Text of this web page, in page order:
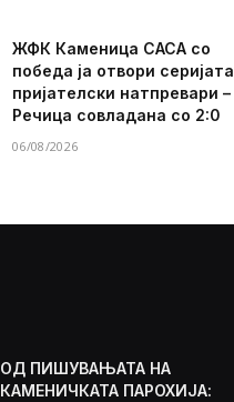
ЖФК Каменица САСА со
победа ја отвори серијата
пријателски натпревари –
Речица совладана со 2:0
06/08/2026
ОД ПИШУВАЊАТА НА
КАМЕНИЧКАТА ПАРОХИЈА: